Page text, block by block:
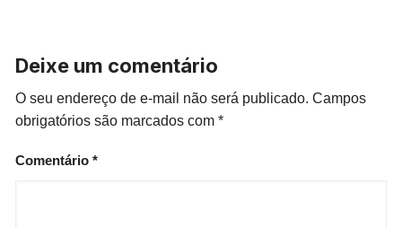
Deixe um comentário
O seu endereço de e-mail não será publicado. Campos
obrigatórios são marcados com*
Comentário*